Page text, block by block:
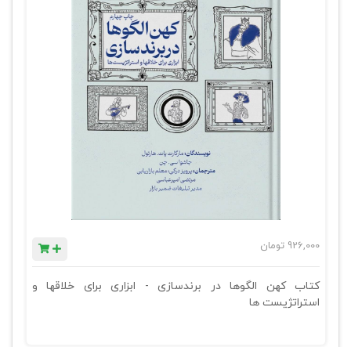
926,000 تومان
کتاب کهن الگوها در برندسازی - ابزاری برای خلاقها و
استراتژیست ها